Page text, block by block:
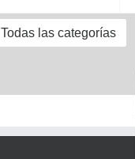
Todas las categorías